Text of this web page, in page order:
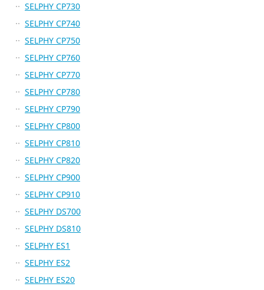
SELPHY CP730
SELPHY CP740
SELPHY CP750
SELPHY CP760
SELPHY CP770
SELPHY CP780
SELPHY CP790
SELPHY CP800
SELPHY CP810
SELPHY CP820
SELPHY CP900
SELPHY CP910
SELPHY DS700
SELPHY DS810
SELPHY ES1
SELPHY ES2
SELPHY ES20